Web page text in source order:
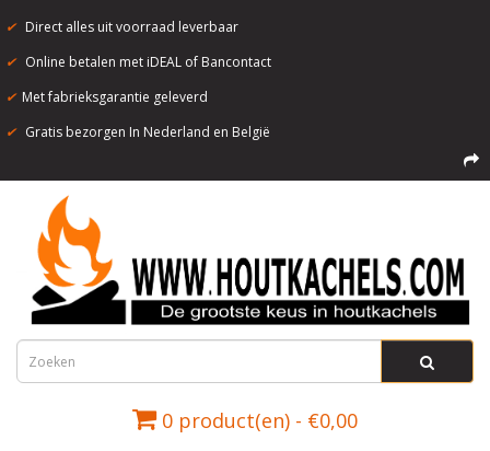
✔ Direct alles uit voorraad leverbaar
✔ Online betalen met iDEAL of Bancontact
✔ Met fabrieksgarantie geleverd
✔ Gratis bezorgen In Nederland en België
0 product(en) - €0,00